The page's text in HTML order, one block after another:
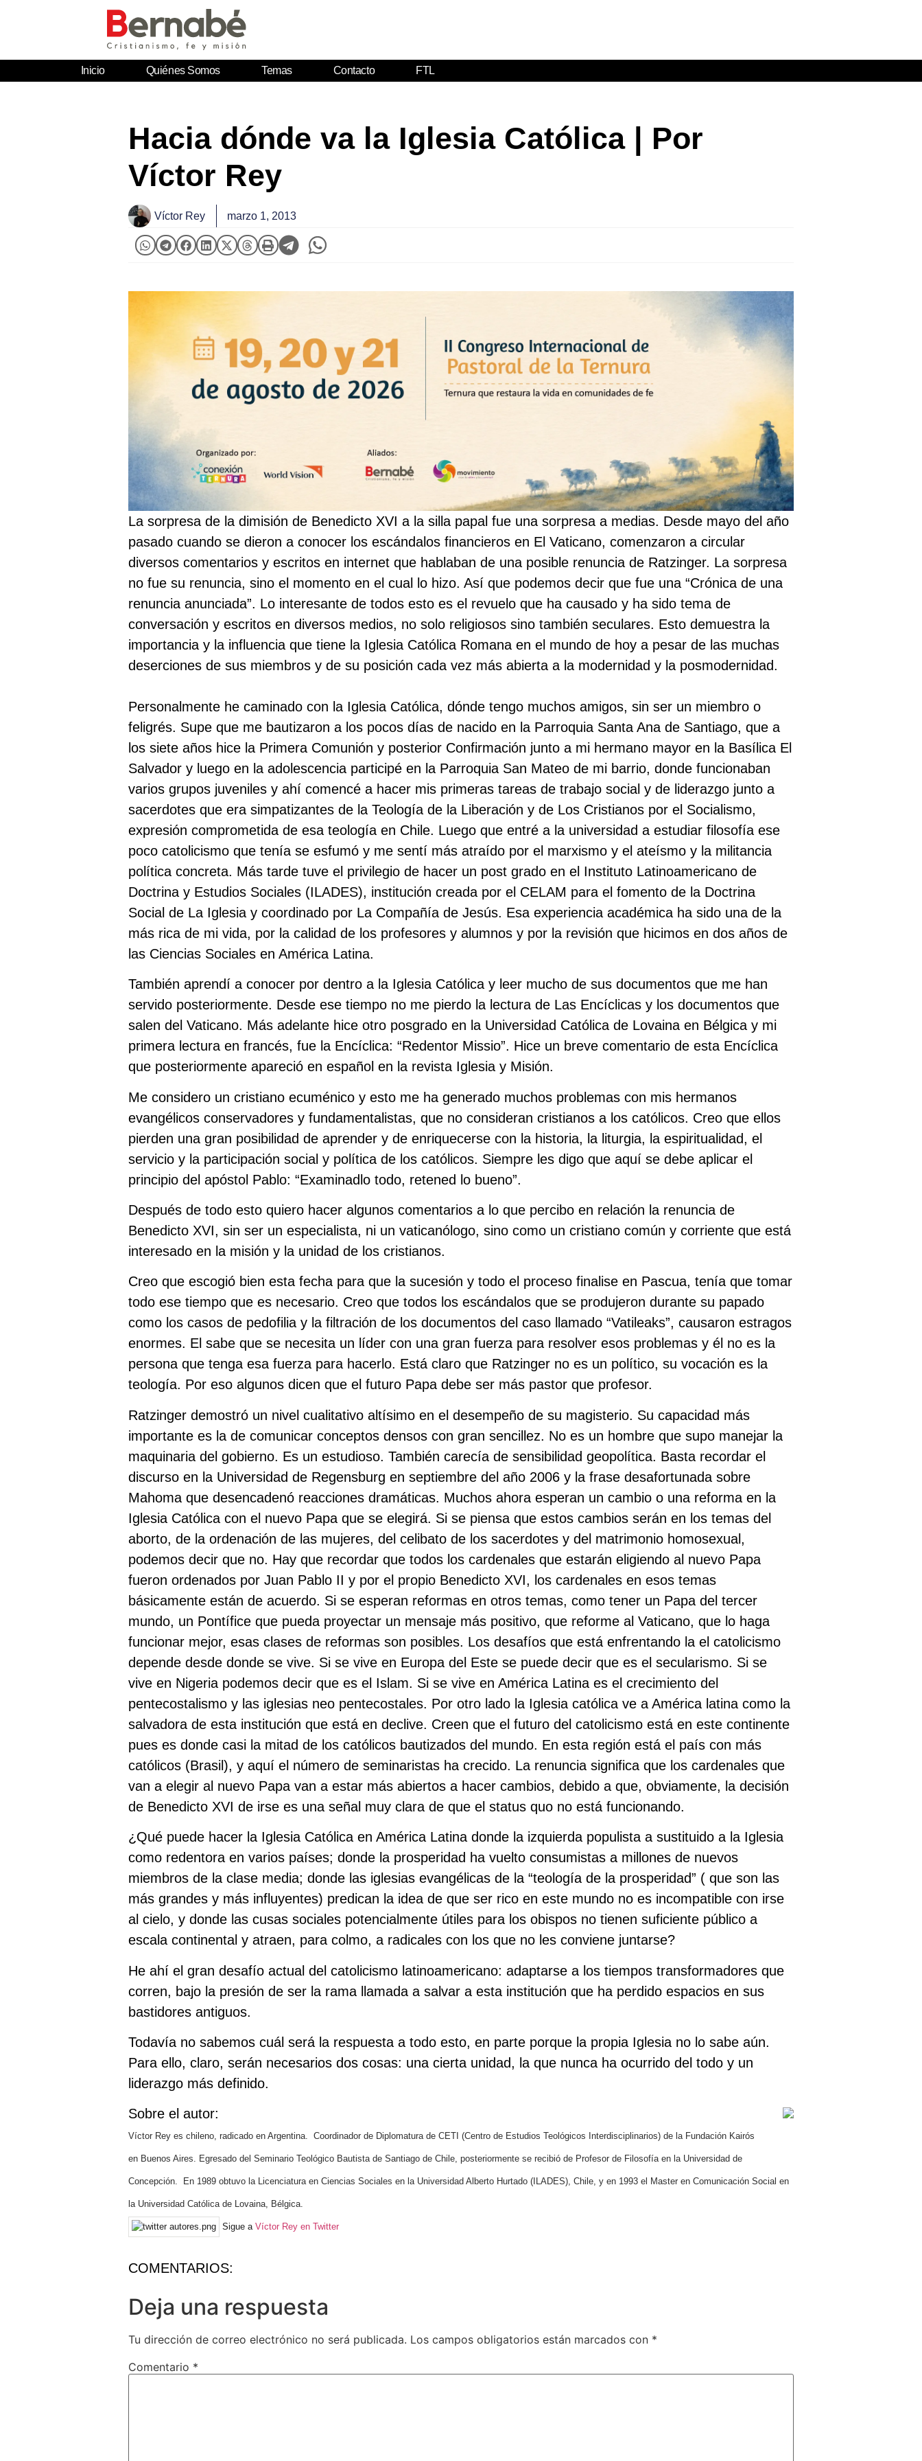
Inicio Quiénes Somos Temas Contacto FTL
Hacia dónde va la Iglesia Católica | Por
Víctor Rey
Víctor Rey marzo 1, 2013
La sorpresa de la dimisión de Benedicto XVI a la silla papal fue una sorpresa a medias. Desde mayo del año
pasado cuando se dieron a conocer los escándalos financieros en El Vaticano, comenzaron a circular
diversos comentarios y escritos en internet que hablaban de una posible renuncia de Ratzinger. La sorpresa
no fue su renuncia, sino el momento en el cual lo hizo. Así que podemos decir que fue una “Crónica de una
renuncia anunciada”. Lo interesante de todos esto es el revuelo que ha causado y ha sido tema de
conversación y escritos en diversos medios, no solo religiosos sino también seculares. Esto demuestra la
importancia y la influencia que tiene la Iglesia Católica Romana en el mundo de hoy a pesar de las muchas
deserciones de sus miembros y de su posición cada vez más abierta a la modernidad y la posmodernidad.
Personalmente he caminado con la Iglesia Católica, dónde tengo muchos amigos, sin ser un miembro o
feligrés. Supe que me bautizaron a los pocos días de nacido en la Parroquia Santa Ana de Santiago, que a
los siete años hice la Primera Comunión y posterior Confirmación junto a mi hermano mayor en la Basílica El
Salvador y luego en la adolescencia participé en la Parroquia San Mateo de mi barrio, donde funcionaban
varios grupos juveniles y ahí comencé a hacer mis primeras tareas de trabajo social y de liderazgo junto a
sacerdotes que era simpatizantes de la Teología de la Liberación y de Los Cristianos por el Socialismo,
expresión comprometida de esa teología en Chile. Luego que entré a la universidad a estudiar filosofía ese
poco catolicismo que tenía se esfumó y me sentí más atraído por el marxismo y el ateísmo y la militancia
política concreta. Más tarde tuve el privilegio de hacer un post grado en el Instituto Latinoamericano de
Doctrina y Estudios Sociales (ILADES), institución creada por el CELAM para el fomento de la Doctrina
Social de La Iglesia y coordinado por La Compañía de Jesús. Esa experiencia académica ha sido una de la
más rica de mi vida, por la calidad de los profesores y alumnos y por la revisión que hicimos en dos años de
las Ciencias Sociales en América Latina.
También aprendí a conocer por dentro a la Iglesia Católica y leer mucho de sus documentos que me han
servido posteriormente. Desde ese tiempo no me pierdo la lectura de Las Encíclicas y los documentos que
salen del Vaticano. Más adelante hice otro posgrado en la Universidad Católica de Lovaina en Bélgica y mi
primera lectura en francés, fue la Encíclica: “Redentor Missio”. Hice un breve comentario de esta Encíclica
que posteriormente apareció en español en la revista Iglesia y Misión.
Me considero un cristiano ecuménico y esto me ha generado muchos problemas con mis hermanos
evangélicos conservadores y fundamentalistas, que no consideran cristianos a los católicos. Creo que ellos
pierden una gran posibilidad de aprender y de enriquecerse con la historia, la liturgia, la espiritualidad, el
servicio y la participación social y política de los católicos. Siempre les digo que aquí se debe aplicar el
principio del apóstol Pablo: “Examinadlo todo, retened lo bueno”.
Después de todo esto quiero hacer algunos comentarios a lo que percibo en relación la renuncia de
Benedicto XVI, sin ser un especialista, ni un vaticanólogo, sino como un cristiano común y corriente que está
interesado en la misión y la unidad de los cristianos.
Creo que escogió bien esta fecha para que la sucesión y todo el proceso finalise en Pascua, tenía que tomar
todo ese tiempo que es necesario. Creo que todos los escándalos que se produjeron durante su papado
como los casos de pedofilia y la filtración de los documentos del caso llamado “Vatileaks”, causaron estragos
enormes. El sabe que se necesita un líder con una gran fuerza para resolver esos problemas y él no es la
persona que tenga esa fuerza para hacerlo. Está claro que Ratzinger no es un político, su vocación es la
teología. Por eso algunos dicen que el futuro Papa debe ser más pastor que profesor.
Ratzinger demostró un nivel cualitativo altísimo en el desempeño de su magisterio. Su capacidad más
importante es la de comunicar conceptos densos con gran sencillez. No es un hombre que supo manejar la
maquinaria del gobierno. Es un estudioso. También carecía de sensibilidad geopolítica. Basta recordar el
discurso en la Universidad de Regensburg en septiembre del año 2006 y la frase desafortunada sobre
Mahoma que desencadenó reacciones dramáticas. Muchos ahora esperan un cambio o una reforma en la
Iglesia Católica con el nuevo Papa que se elegirá. Si se piensa que estos cambios serán en los temas del
aborto, de la ordenación de las mujeres, del celibato de los sacerdotes y del matrimonio homosexual,
podemos decir que no. Hay que recordar que todos los cardenales que estarán eligiendo al nuevo Papa
fueron ordenados por Juan Pablo II y por el propio Benedicto XVI, los cardenales en esos temas
básicamente están de acuerdo. Si se esperan reformas en otros temas, como tener un Papa del tercer
mundo, un Pontífice que pueda proyectar un mensaje más positivo, que reforme al Vaticano, que lo haga
funcionar mejor, esas clases de reformas son posibles. Los desafíos que está enfrentando la el catolicismo
depende desde donde se vive. Si se vive en Europa del Este se puede decir que es el secularismo. Si se
vive en Nigeria podemos decir que es el Islam. Si se vive en América Latina es el crecimiento del
pentecostalismo y las iglesias neo pentecostales. Por otro lado la Iglesia católica ve a América latina como la
salvadora de esta institución que está en declive. Creen que el futuro del catolicismo está en este continente
pues es donde casi la mitad de los católicos bautizados del mundo. En esta región está el país con más
católicos (Brasil), y aquí el número de seminaristas ha crecido. La renuncia significa que los cardenales que
van a elegir al nuevo Papa van a estar más abiertos a hacer cambios, debido a que, obviamente, la decisión
de Benedicto XVI de irse es una señal muy clara de que el status quo no está funcionando.
¿Qué puede hacer la Iglesia Católica en América Latina donde la izquierda populista a sustituido a la Iglesia
como redentora en varios países; donde la prosperidad ha vuelto consumistas a millones de nuevos
miembros de la clase media; donde las iglesias evangélicas de la “teología de la prosperidad” ( que son las
más grandes y más influyentes) predican la idea de que ser rico en este mundo no es incompatible con irse
al cielo, y donde las cusas sociales potencialmente útiles para los obispos no tienen suficiente público a
escala continental y atraen, para colmo, a radicales con los que no les conviene juntarse?
He ahí el gran desafío actual del catolicismo latinoamericano: adaptarse a los tiempos transformadores que
corren, bajo la presión de ser la rama llamada a salvar a esta institución que ha perdido espacios en sus
bastidores antiguos.
Todavía no sabemos cuál será la respuesta a todo esto, en parte porque la propia Iglesia no lo sabe aún.
Para ello, claro, serán necesarios dos cosas: una cierta unidad, la que nunca ha ocurrido del todo y un
liderazgo más definido.
Sobre el autor:
Víctor Rey es chileno, radicado en Argentina. Coordinador de Diplomatura de CETI (Centro de Estudios Teológicos Interdisciplinarios) de la Fundación Kairós
en Buenos Aires. Egresado del Seminario Teológico Bautista de Santiago de Chile, posteriormente se recibió de Profesor de Filosofía en la Universidad de
Concepción. En 1989 obtuvo la Licenciatura en Ciencias Sociales en la Universidad Alberto Hurtado (ILADES), Chile, y en 1993 el Master en Comunicación Social en
la Universidad Católica de Lovaina, Bélgica.
Sigue a Víctor Rey en Twitter
COMENTARIOS:
Deja una respuesta
Tu dirección de correo electrónico no será publicada. Los campos obligatorios están marcados con *
Comentario *